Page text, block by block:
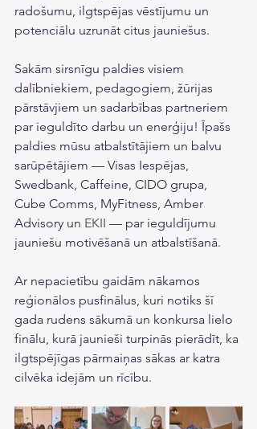
radošumu, ilgtspējas vēstījumu un
potenciālu uzrunāt citus jauniešus.
Sakām sirsnīgu paldies visiem
dalībniekiem, pedagogiem, žūrijas
pārstāvjiem un sadarbības partneriem
par ieguldīto darbu un enerģiju! Īpašs
paldies mūsu atbalstītājiem un balvu
sarūpētājiem — Visas Iespējas,
Swedbank, Caffeine, CIDO grupa,
Cube Comms, MyFitness, Amber
Advisory un EKII — par ieguldījumu
jauniešu motivēšanā un atbalstīšanā.
Ar nepacietību gaidām nākamos
reģionālos pusfinālus, kuri notiks šī
gada rudens sākumā un konkursa lielo
finālu, kurā jaunieši turpinās pierādīt, ka
ilgtspējīgas pārmaiņas sākas ar katra
cilvēka idejām un rīcību.